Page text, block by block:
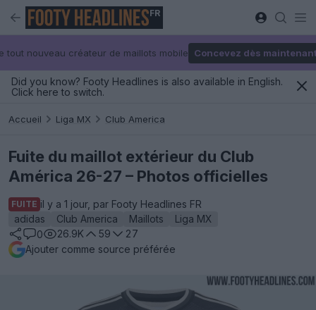
FR
tout nouveau créateur de maillots mobile Concevez dès
Did you know? Footy Headlines is also available in English.
Click here to switch.
Accueil Liga MX Club America
Fuite du maillot extérieur du Club
América 26-27 – Photos officielles
FUITE il y a 1 jour, par Footy Headlines FR
adidas
Club America Maillots
Liga MX
0
26.9K 59
27
Ajouter comme source préférée